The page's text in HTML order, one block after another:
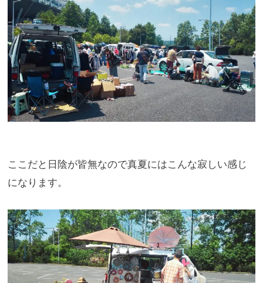
ここだと日陰が皆無なので真夏にはこんな寂しい感じ
になります。